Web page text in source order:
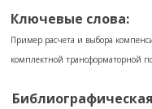
Ключевые слова:
Пример расчета и выбора
комплектной трансформаторной